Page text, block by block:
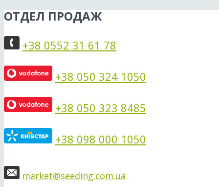
ОТДЕЛ ПРОДАЖ
+38 0552 31 61 78
+38 050 324 1050
+38 050 323 8485
+38 098 000 1050
market@seeding.com.ua